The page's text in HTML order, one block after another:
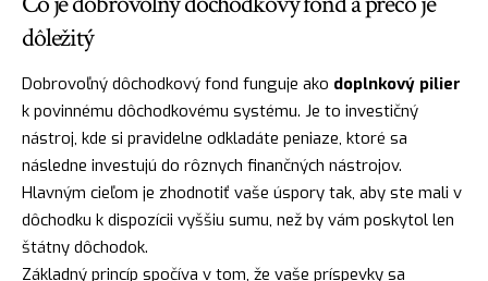
dôležitý
Dobrovoľný dôchodkový fond funguje ako doplnkový pilier
k povinnému dôchodkovému systému. Je to investičný
nástroj, kde si pravidelne odkladáte peniaze, ktoré sa
následne investujú do rôznych finančných nástrojov.
Hlavným cieľom je zhodnotiť vaše úspory tak, aby ste mali v
dôchodku k dispozícii vyššiu sumu, než by vám poskytol len
štátny dôchodok.
Základný princíp spočíva v tom, že vaše príspevky sa